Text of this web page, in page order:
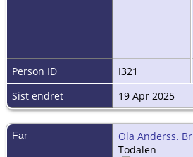
Person ID I321
Sist endret
19 Apr 2025
Far Ola Anderss.
Todalen